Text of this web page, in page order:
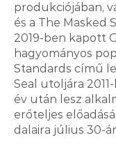
produkciójában,
és a The Masked
2019-ben kapott
hagyományos
Standards című
Seal utoljára
év után lesz
erőteljes
dalaira július 30-
2026.08.05. 14:00
A
felkészültek